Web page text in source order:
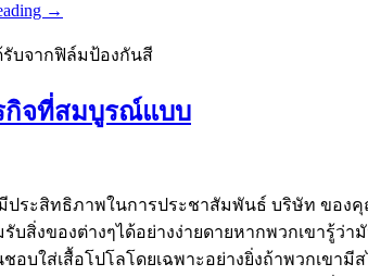
→
รับจากฟิล์มป้องกันสี
รกิจที่สมบูรณ์แบบ
ระสิทธิภาพในการประชาสัมพันธ์ บริษัท ของ
งของต่างๆได้อย่างง่ายดายหากพวกเขารู้ว่า
อบใส่เสื้อโปโลโดยเฉพาะอย่างยิ่งถ้าพวกเ